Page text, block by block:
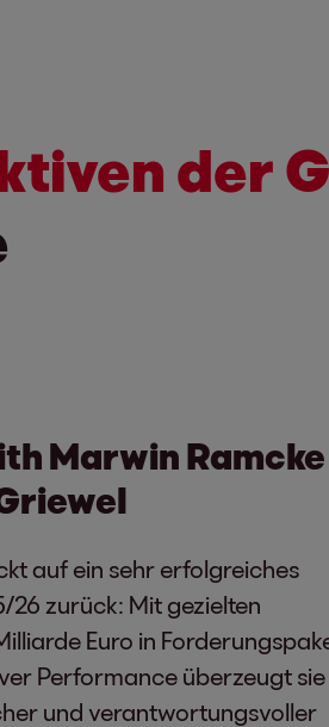
der
Marwin Ramcke
auf ein sehr erfolgreiches
zurück: Mit gezielten
Euro in
Performance überzeugt sie
und verantwortungsvoller